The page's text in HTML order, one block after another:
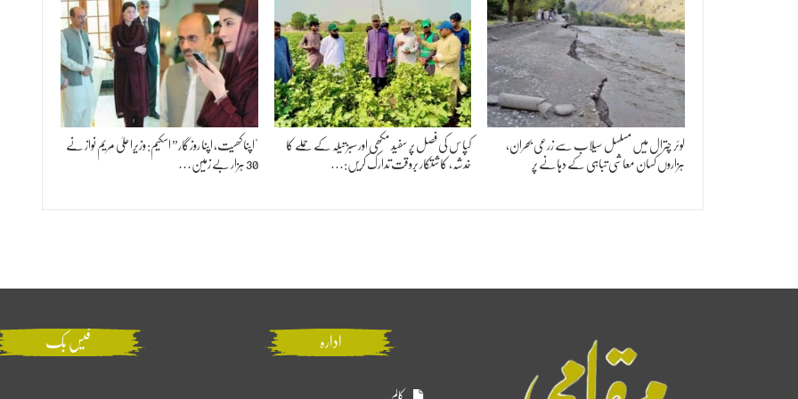
لوئر چترال میں مسلسل سیلاب سے زرعی بحران،
ہزاروں کسان معاشی تباہی کے دہانے پر
کپاس کی فصل پر سفید مکھی اور سبز تیلہ کے حملے کا
خدشہ، کاشتکار بروقت تدارک کریں:…
"اپنا کھیت، اپنا روزگار” اسکیم: وزیراعلیٰ مریم نواز نے
30 ہزار بے زمین…
ادارہ
کالم
فیس بک